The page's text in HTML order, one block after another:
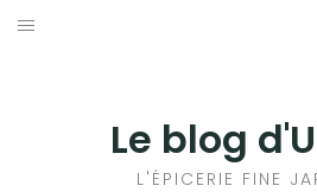
Aller
Le blog
L'ÉPICERIE FINE